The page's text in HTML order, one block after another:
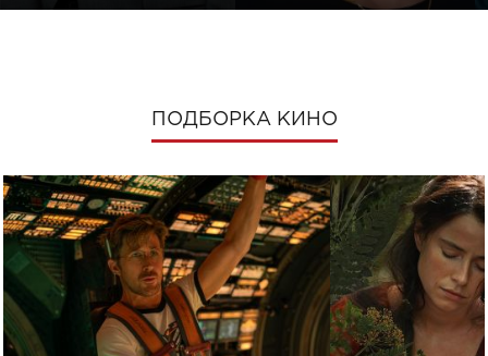
ПОДБОРКА КИНО